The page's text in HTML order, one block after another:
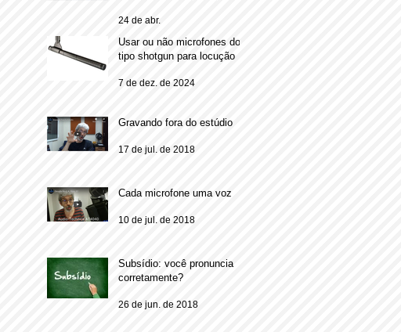
24 de abr.
Usar ou não microfones do
tipo shotgun para locução
7 de dez. de 2024
Gravando fora do estúdio
17 de jul. de 2018
Cada microfone uma voz
10 de jul. de 2018
Subsídio: você pronuncia
corretamente?
26 de jun. de 2018